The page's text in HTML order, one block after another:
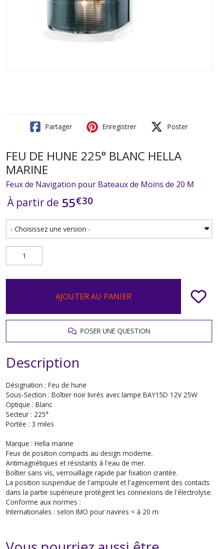
Partager Enregistrer Poster
FEU DE HUNE 225° BLANC HELLA
MARINE
Feux de Navigation pour Bateaux de Moins de 20 M
À partir de 55€30
AJOUTER AU PANIER
POSER UNE QUESTION
Description
Désignation : Feu de hune
Sous-Section : Boîtier noir livrés avec lampe BAY15D 12V 25W
Optique : Blanc
Secteur : 225°
Portée : 3 miles
Marque : Hella marine
Feux de position compacts au design moderne.
Antimagnétiques et résistants à l'eau de mer.
Boîtier sans vis, verrouillage rapide par fixation crantée.
La position suspendue de l'ampoule et l'agencement des contacts
dans la partie supérieure protègent les connexions de l'électrolyse.
Conforme aux normes :
Internationales : selon IMO pour navires < à 20 m